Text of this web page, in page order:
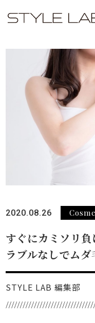
2020.08.26 Cosme
すぐにカミソリ
ラブルなしでム
STYLE LAB 編集部